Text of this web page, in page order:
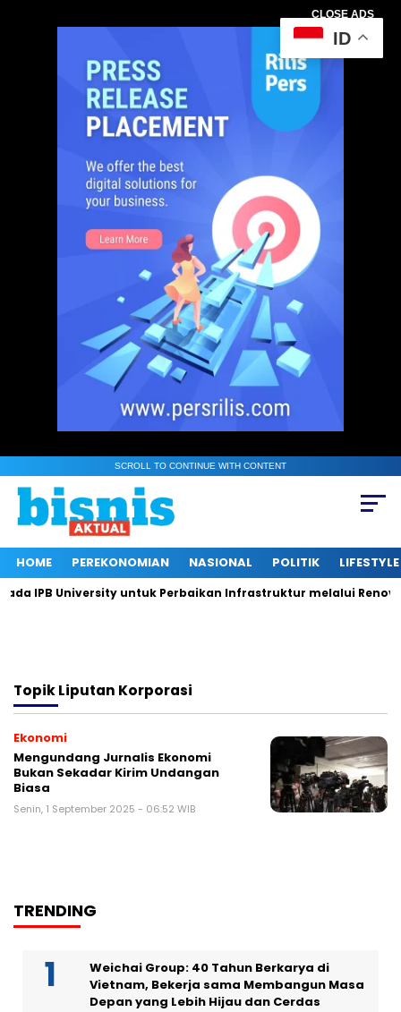
CLOSE ADS
SCROLL TO CONTINUE WITH CONTENT
HOME PEREKONOMIAN NASIONAL POLITIK LIFESTYLE
IPB University untuk Perbaikan Infrastruktur melalui
TopikLiputan Korporasi
Ekonomi
Mengundang Jurnalis Ekonomi
Bukan Sekadar Kirim Undangan
Biasa
Senin, 1 September 2025 - 06:52 WIB
TRENDING
Weichai Group: 40 Tahun Berkarya di
Vietnam, Bekerja sama Membangun Masa
Depan yang Lebih Hijau dan Cerdas
ID